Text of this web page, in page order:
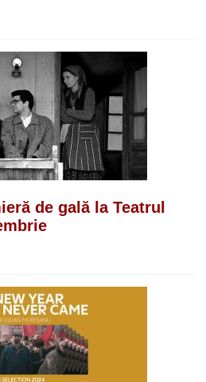
de gală la Teatrul